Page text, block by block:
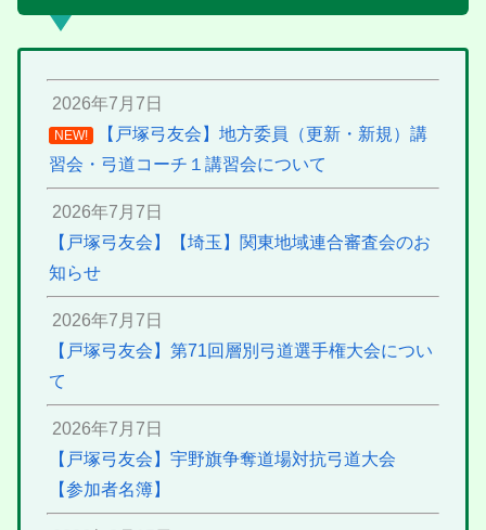
2026年7月7日
NEW!
【戸塚弓友会】地方委員（更新・新規）講
習会・弓道コーチ１講習会について
2026年7月7日
【戸塚弓友会】【埼玉】関東地域連合審査会のお
知らせ
2026年7月7日
【戸塚弓友会】第71回層別弓道選手権大会につい
て
2026年7月7日
【戸塚弓友会】宇野旗争奪道場対抗弓道大会
【参加者名簿】